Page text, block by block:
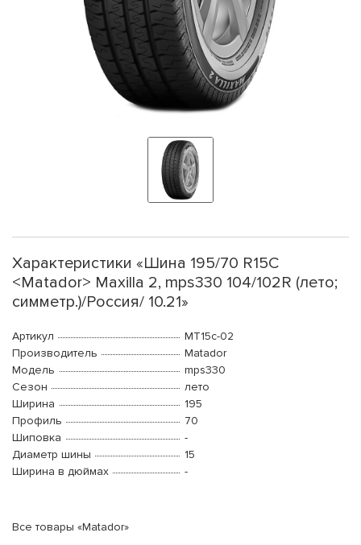
Характеристики «Шина 195/70 R15C
<Matador> Maxilla 2, mps330 104/102R (лето;
симметр.)/Россия/ 10.21»
Артикул
MT15c-02
Производитель
Matador
Модель
mps330
Сезон
лето
Ширина
195
Профиль
70
Шиповка
-
Диаметр шины
15
Ширина в дюймах
-
Все товары «Matador»